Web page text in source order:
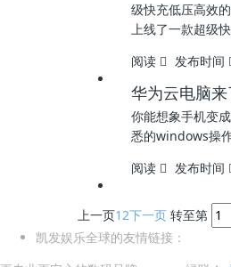
级快充低压高效
上线了一款超级
阅读
发布时间
华为云电脑
你能想象手机变
悉的windows操
阅读
发布时间
上一页12下一页 转至第
凯发娱乐全球的友情链接：